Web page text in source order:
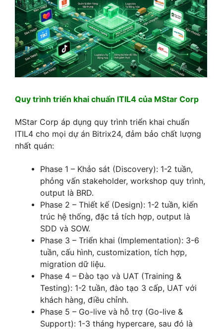
Quy trình triển khai chuẩn ITIL4 của MStar Corp
MStar Corp áp dụng quy trình triển khai chuẩn
ITIL4 cho mọi dự án Bitrix24, đảm bảo chất lượng
nhất quán:
Phase 1 – Khảo sát (Discovery): 1-2 tuần,
phỏng vấn stakeholder, workshop quy trình,
output là BRD.
Phase 2 – Thiết kế (Design): 1-2 tuần, kiến
trúc hệ thống, đặc tả tích hợp, output là
SDD và SOW.
Phase 3 – Triển khai (Implementation): 3-6
tuần, cấu hình, customization, tích hợp,
migration dữ liệu.
Phase 4 – Đào tạo và UAT (Training &
Testing): 1-2 tuần, đào tạo 3 cấp, UAT với
khách hàng, điều chỉnh.
Phase 5 – Go-live và hỗ trợ (Go-live &
Support): 1-3 tháng hypercare, sau đó là